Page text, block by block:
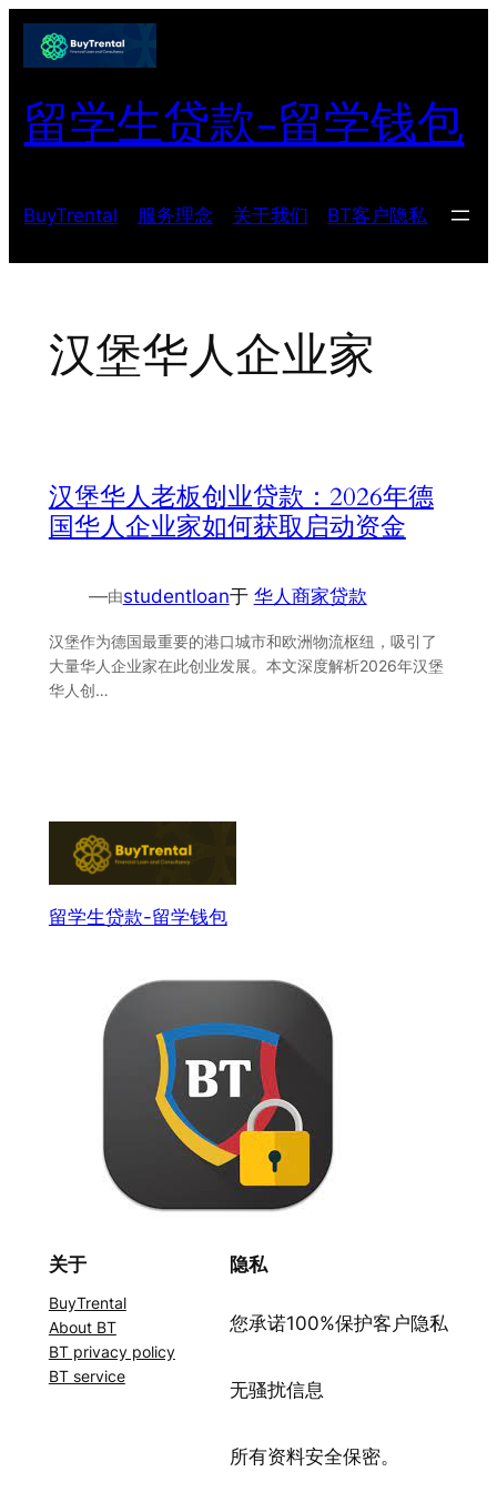
跳
留学生贷款-留学钱包
BuyTrental 服务理念 关于我们 BT客户隐私
汉堡华人企业家
汉堡华人老板创业贷款：2026年德
国华人企业家如何获取启动资金
—由studentloan于 华人商家贷款
汉堡作为德国最重要的港口城市和欧洲物流枢纽，吸引了
大量华人企业家在此创业发展。本文深度解析2026年汉堡
华人创…
留学生贷款-留学钱包
关于
BuyTrental
About BT
BT privacy policy
BT service
隐私
您承诺100%保护客户隐私
无骚扰信息
所有资料安全保密。